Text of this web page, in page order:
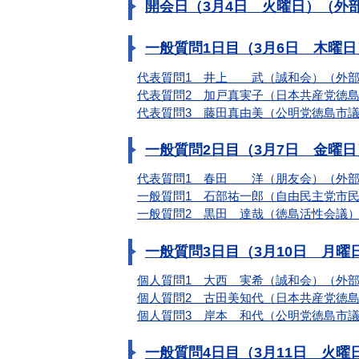
開会日（3月4日 火曜日）（外
一般質問1日目（3月6日 木曜日
代表質問1 井上 武（誠和会）（外部
代表質問2 加戸真実子（日本共産党徳
代表質問3 藤田真由美（公明党徳島市
一般質問2日目（3月7日 金曜日
代表質問1 春田 洋（朋友会）（外部
一般質問1 石部祐一郎（自由民主党市
一般質問2 黒田 達哉（徳島活性会議）
一般質問3日目（3月10日 月曜
個人質問1 大西 実希（誠和会）（外
個人質問2 古田美知代（日本共産党徳
個人質問3 岸本 和代（公明党徳島市議
一般質問4日目（3月11日 火曜